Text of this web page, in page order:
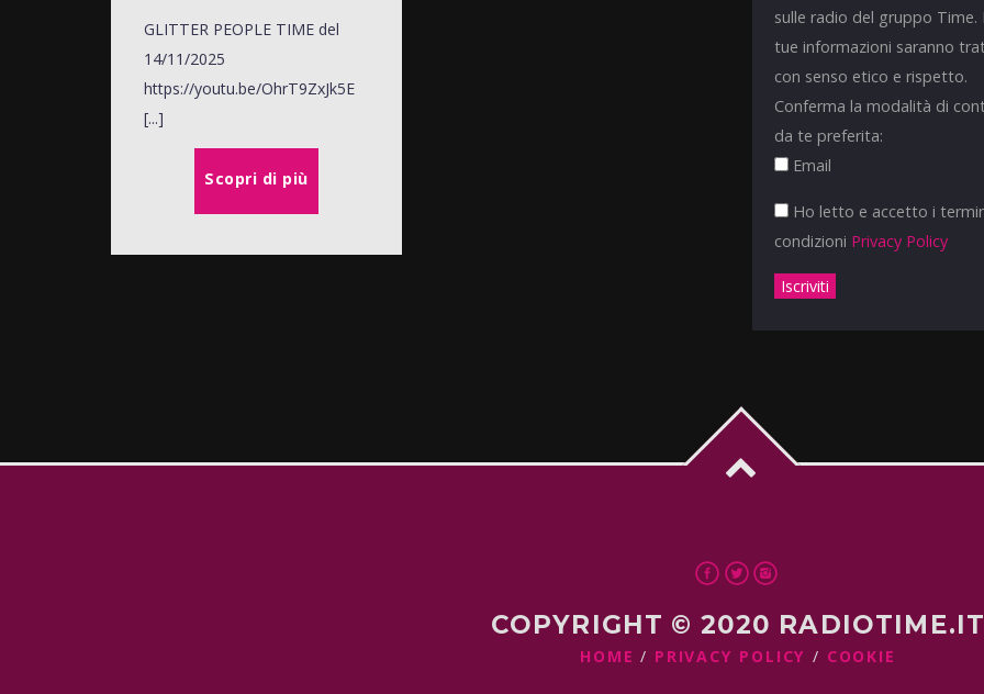
GLITTER PEOPLE TIME del
14/11/2025​ ​
https://youtu.be/OhrT9ZxJk5E​
[...]
Scopri di più
sulle radio del gruppo Time.
tue informazioni saranno
con senso etico e rispetto.
Conferma la modalità di
da te preferita:
Email
Ho letto e accetto i
condizioni Privacy Policy
COPYRIGHT © 2020 RADIOTIME.IT
HOME PRIVACY POLICY COOKIE